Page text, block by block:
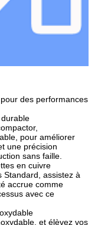
des performances
pour améliorer
une précision
sans faille.
en cuivre
Standard, assistez à
accrue comme
avec ce
et élèvez vos